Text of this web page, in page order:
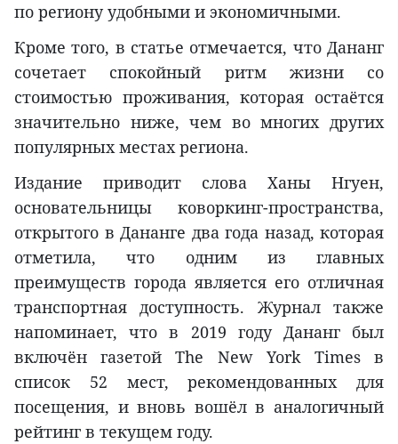
по региону удобными и экономичными.
Кроме того, в статье отмечается, что Дананг
сочетает спокойный ритм жизни со
стоимостью проживания, которая остаётся
значительно ниже, чем во многих других
популярных местах региона.
Издание приводит слова Ханы Нгуен,
основательницы коворкинг-пространства,
открытого в Дананге два года назад, которая
отметила, что одним из главных
преимуществ города является его отличная
транспортная доступность. Журнал также
напоминает, что в 2019 году Дананг был
включён газетой The New York Times в
список 52 мест, рекомендованных для
посещения, и вновь вошёл в аналогичный
рейтинг в текущем году.